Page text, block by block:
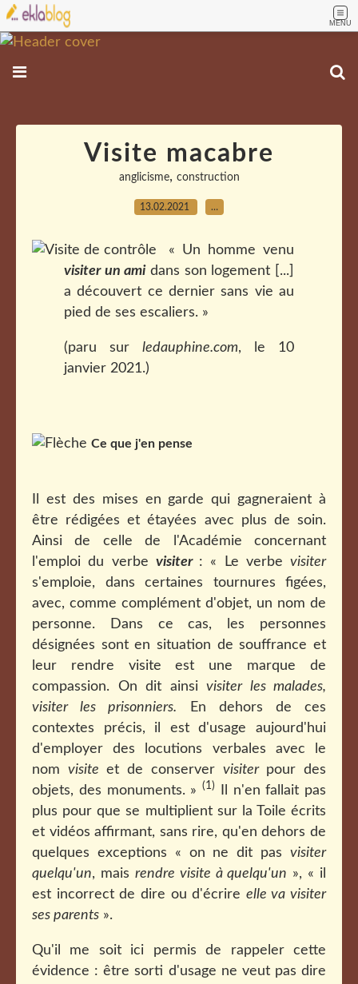
MENU
Visite macabre
anglicisme, construction
13.02.2021 …
« Un homme venu
visiter un amidans son logement [...]
a découvert ce dernier sans vie au
pied de ses escaliers. »
(paru sur ledauphine.com, le 10
janvier 2021.)
Ce que j'en pense
Il est des mises en garde qui gagneraient à
être rédigées et étayées avec plus de soin.
Ainsi de celle de l'Académie concernant
l'emploi du verbe visiter : « Le verbe visiter
s'emploie, dans certaines tournures figées,
avec, comme complément d'objet, un nom de
personne. Dans ce cas, les personnes
désignées sont en situation de souffrance et
leur rendre visite est une marque de
compassion. On dit ainsi visiter les malades,
visiter les prisonniers. En dehors de ces
contextes précis, il est d'usage aujourd'hui
d'employer des locutions verbales avec le
nom visite et de conserver visiterpour des
objets, des monuments. » (1)
Il n'en fallait pas
plus pour que se multiplient sur la Toile écrits
et vidéos affirmant, sans rire, qu'en dehors de
quelques exceptions « on ne dit pas visiter
quelqu'un, mais rendre visite à quelqu'un », « il
est incorrect de dire ou d'écrire elle va visiter
ses parents ».
Qu'il me soit ici permis de rappeler cette
évidence : être sorti d'usage ne veut pas dire